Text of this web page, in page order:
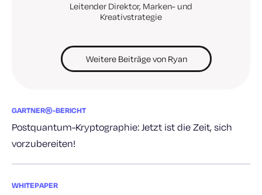
Leitender Direktor, Marken- und
Kreativstrategie
Weitere Beiträge von Ryan
GARTNER®-BERICHT
Postquantum-Kryptographie: Jetzt ist die Zeit, sich
vorzubereiten!
WHITEPAPER